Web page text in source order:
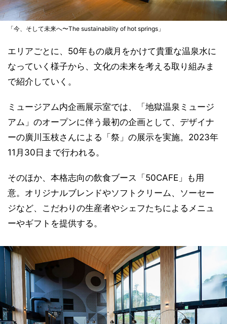
「今、そして未来へ〜The sustainability of hot springs」
エリアごとに、50年もの歳月をかけて貴重な温泉水に
なっていく様子から、文化の未来を考える取り組みま
で紹介していく。
ミュージアム内企画展示室では、「地獄温泉ミュージ
アム」のオープンに伴う最初の企画として、デザイナ
ーの廣川玉枝さんによる「祭」の展示を実施。2023年
11月30日まで行われる。
そのほか、本格志向の飲食ブース「50CAFE」も用
意。オリジナルブレンドやソフトクリーム、ソーセー
ジなど、こだわりの生産者やシェフたちによるメニュ
ーやギフトを提供する。